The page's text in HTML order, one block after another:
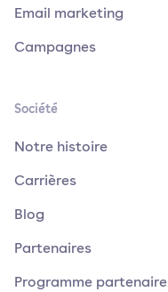
Email marketing
Campagnes
Société
Notre histoire
Carrières
Blog
Partenaires
Programme partenaire